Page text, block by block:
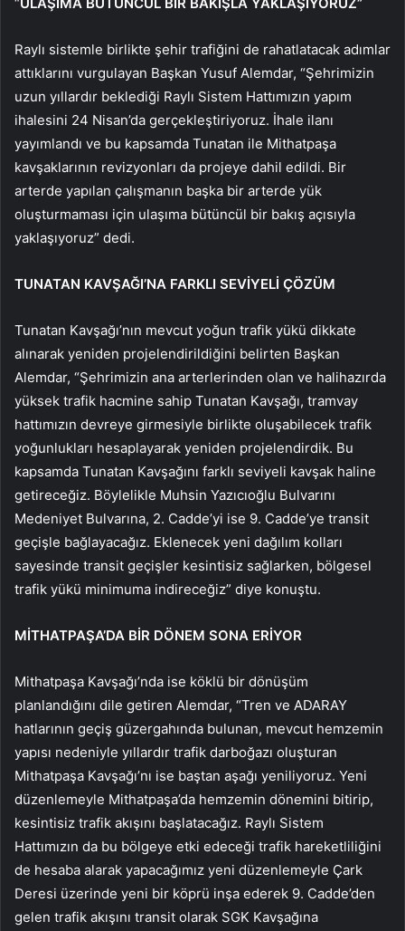
Raylı sistemle birlikte şehir trafiğini de rahatlatacak adımlar
attıklarını vurgulayan Başkan Yusuf Alemdar, “Şehrimizin
uzun yıllardır beklediği Raylı Sistem Hattımızın yapım
ihalesini 24 Nisan’da gerçekleştiriyoruz. İhale ilanı
yayımlandı ve bu kapsamda Tunatan ile Mithatpaşa
kavşaklarının revizyonları da projeye dahil edildi. Bir
arterde yapılan çalışmanın başka bir arterde yük
oluşturmaması için ulaşıma bütüncül bir bakış açısıyla
yaklaşıyoruz” dedi.
TUNATAN KAVŞAĞI’NA FARKLI SEVİYELİ ÇÖZÜM
Tunatan Kavşağı’nın mevcut yoğun trafik yükü dikkate
alınarak yeniden projelendirildiğini belirten Başkan
Alemdar, “Şehrimizin ana arterlerinden olan ve halihazırda
yüksek trafik hacmine sahip Tunatan Kavşağı, tramvay
hattımızın devreye girmesiyle birlikte oluşabilecek trafik
yoğunlukları hesaplayarak yeniden projelendirdik. Bu
kapsamda Tunatan Kavşağını farklı seviyeli kavşak haline
getireceğiz. Böylelikle Muhsin Yazıcıoğlu Bulvarını
Medeniyet Bulvarına, 2. Cadde’yi ise 9. Cadde’ye transit
geçişle bağlayacağız. Eklenecek yeni dağılım kolları
sayesinde transit geçişler kesintisiz sağlarken, bölgesel
trafik yükü minimuma indireceğiz” diye konuştu.
MİTHATPAŞA’DA BİR DÖNEM SONA ERİYOR
Mithatpaşa Kavşağı’nda ise köklü bir dönüşüm
planlandığını dile getiren Alemdar, “Tren ve ADARAY
hatlarının geçiş güzergahında bulunan, mevcut hemzemin
yapısı nedeniyle yıllardır trafik darboğazı oluşturan
Mithatpaşa Kavşağı’nı ise baştan aşağı yeniliyoruz. Yeni
düzenlemeyle Mithatpaşa’da hemzemin dönemini bitirip,
kesintisiz trafik akışını başlatacağız. Raylı Sistem
Hattımızın da bu bölgeye etki edeceği trafik hareketliliğini
de hesaba alarak yapacağımız yeni düzenlemeyle Çark
Deresi üzerinde yeni bir köprü inşa ederek 9. Cadde’den
gelen trafik akışını transit olarak SGK Kavşağına